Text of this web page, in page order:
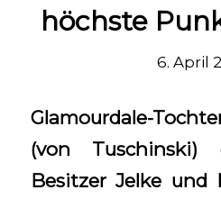
höchste
6. April
Glamourdale-
(von
Besitzer Jelke und